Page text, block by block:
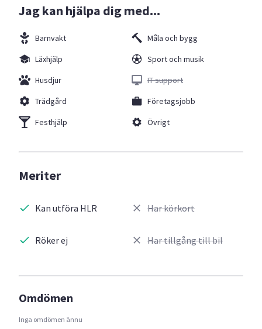
Jag kan hjälpa dig med...
Barnvakt
Läxhjälp
Husdjur
Trädgård
Festhjälp
Måla och bygg
Sport och musik
IT support
Företagsjobb
Övrigt
Meriter
Kan utföra HLR
Röker ej
Har körkort
Har tillgång till bil
Omdömen
Inga omdömen ännu